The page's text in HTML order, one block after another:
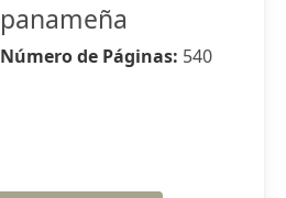
panameña
Número de Páginas: 540